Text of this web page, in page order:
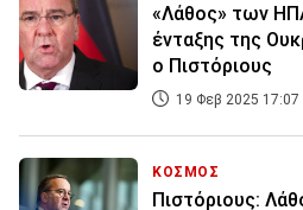
«Λάθος» των
ένταξης της
ο Πιστόριους
19 Φεβ 2025 17:07
ΚΟΣΜΟΣ
Πιστόριους: